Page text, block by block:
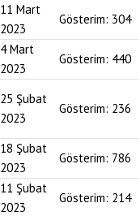
11 Mart
2023
Gösterim: 304
4 Mart
2023
Gösterim: 440
25 Şubat
2023
Gösterim: 236
18 Şubat
2023
Gösterim: 786
11 Şubat
2023
Gösterim: 214